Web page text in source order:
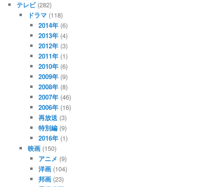
テレビ(282)
ドラマ(118)
2014年 (6)
2013年 (4)
2012年 (3)
2011年 (1)
2010年 (6)
2009年 (9)
2008年 (8)
2007年 (46)
2006年 (16)
再放送 (3)
特別編 (9)
2016年 (1)
映画(150)
アニメ (9)
洋画 (104)
邦画 (23)